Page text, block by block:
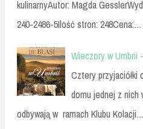
kulinarnyAutor: Magda
240-2486-5Ilość stron: 248Cena:…
Wieczory w Umbrii
Cztery
domu jednej z
odbywają w ramach Klubu Kolacji…